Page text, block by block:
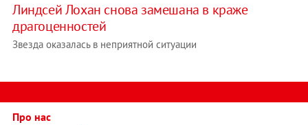
Линдсей Лохан снова замешана в краже
драгоценностей
Звезда оказалась в неприятной ситуации
Про нас